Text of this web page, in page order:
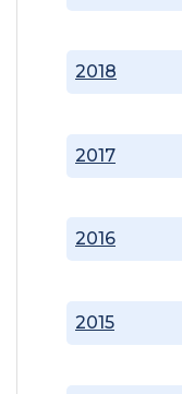
2015
2016
2017
2018